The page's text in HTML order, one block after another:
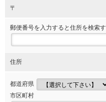
〒
郵便番号を入力すると住所を検索
住所
都道府県
市区町村